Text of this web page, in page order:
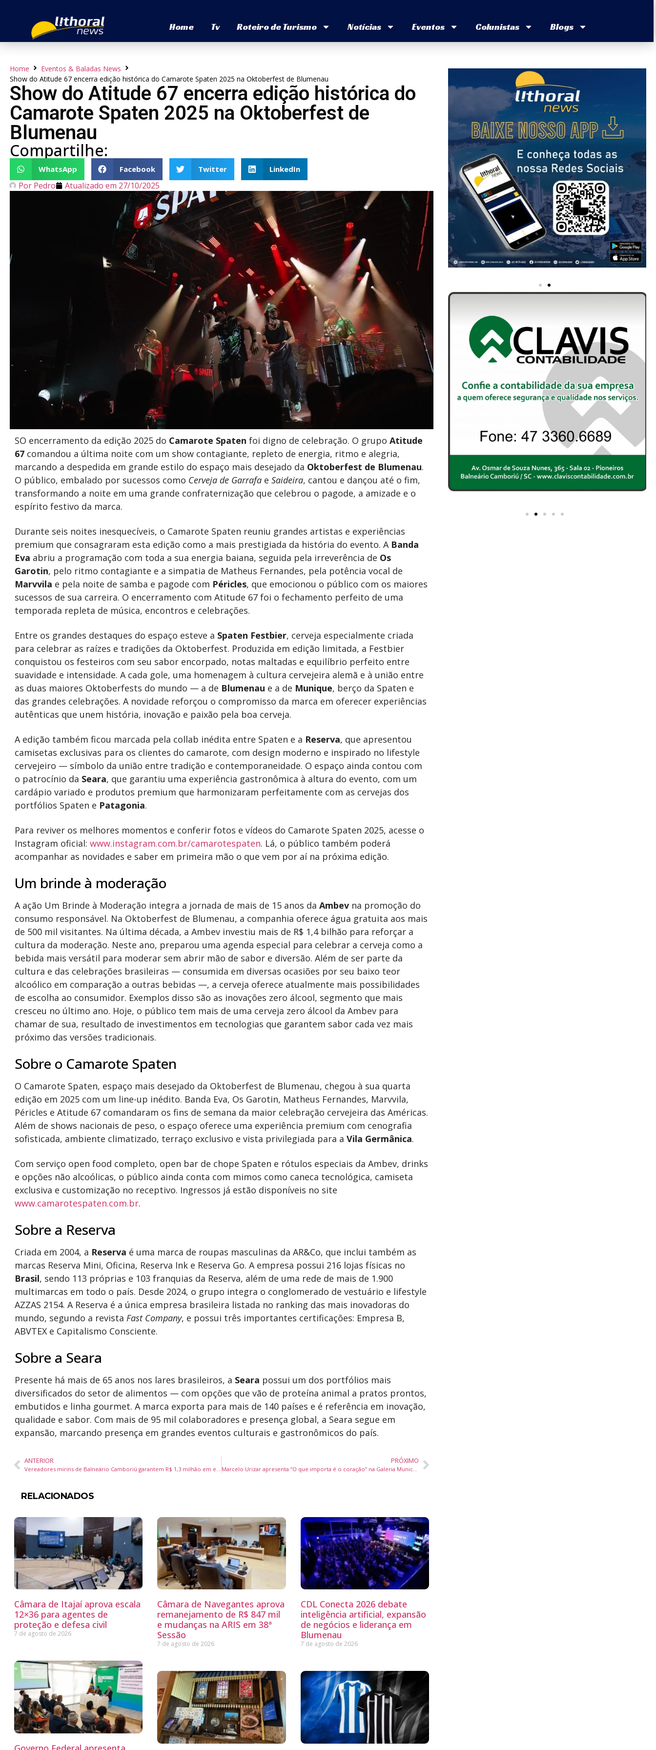
Home Tv Roteiro de Turismo Notícias Eventos Colunistas Blogs
Home
Eventos & Baladas News
Show do Atitude 67 encerra edição histórica do Camarote Spaten 2025 na Oktoberfest de Blumenau
Show do Atitude 67 encerra edição histórica do
Camarote Spaten 2025 na Oktoberfest de
Blumenau
Compartilhe:
WhatsApp Facebook Twitter LinkedIn
Por Pedro Atualizado em 27/10/2025
SO encerramento da edição 2025 do Camarote Spaten foi digno de celebração. O grupo Atitude
67 comandou a última noite com um show contagiante, repleto de energia, ritmo e alegria,
marcando a despedida em grande estilo do espaço mais desejado da Oktoberfest de Blumenau.
O público, embalado por sucessos como Cerveja de Garrafa e Saideira, cantou e dançou até o fim,
transformando a noite em uma grande confraternização que celebrou o pagode, a amizade e o
espírito festivo da marca.
Durante seis noites inesquecíveis, o Camarote Spaten reuniu grandes artistas e experiências
premium que consagraram esta edição como a mais prestigiada da história do evento. A Banda
Eva abriu a programação com toda a sua energia baiana, seguida pela irreverência de Os
Garotin, pelo ritmo contagiante e a simpatia de Matheus Fernandes, pela potência vocal de
Marvvila e pela noite de samba e pagode com Péricles, que emocionou o público com os maiores
sucessos de sua carreira. O encerramento com Atitude 67 foi o fechamento perfeito de uma
temporada repleta de música, encontros e celebrações.
Entre os grandes destaques do espaço esteve a Spaten Festbier, cerveja especialmente criada
para celebrar as raízes e tradições da Oktoberfest. Produzida em edição limitada, a Festbier
conquistou os festeiros com seu sabor encorpado, notas maltadas e equilíbrio perfeito entre
suavidade e intensidade. A cada gole, uma homenagem à cultura cervejeira alemã e à união entre
as duas maiores Oktoberfests do mundo — a de Blumenau e a de Munique, berço da Spaten e
das grandes celebrações. A novidade reforçou o compromisso da marca em oferecer experiências
autênticas que unem história, inovação e paixão pela boa cerveja.
A edição também ficou marcada pela collab inédita entre Spaten e a Reserva, que apresentou
camisetas exclusivas para os clientes do camarote, com design moderno e inspirado no lifestyle
cervejeiro — símbolo da união entre tradição e contemporaneidade. O espaço ainda contou com
o patrocínio da Seara, que garantiu uma experiência gastronômica à altura do evento, com um
cardápio variado e produtos premium que harmonizaram perfeitamente com as cervejas dos
portfólios Spaten e Patagonia.
Para reviver os melhores momentos e conferir fotos e vídeos do Camarote Spaten 2025, acesse o
Instagram oficial: www.instagram.com.br/camarotespaten. Lá, o público também poderá
acompanhar as novidades e saber em primeira mão o que vem por aí na próxima edição.
Um brinde à moderação
A ação Um Brinde à Moderação integra a jornada de mais de 15 anos da Ambev na promoção do
consumo responsável. Na Oktoberfest de Blumenau, a companhia oferece água gratuita aos mais
de 500 mil visitantes. Na última década, a Ambev investiu mais de R$ 1,4 bilhão para reforçar a
cultura da moderação. Neste ano, preparou uma agenda especial para celebrar a cerveja como a
bebida mais versátil para moderar sem abrir mão de sabor e diversão. Além de ser parte da
cultura e das celebrações brasileiras — consumida em diversas ocasiões por seu baixo teor
alcoólico em comparação a outras bebidas —, a cerveja oferece atualmente mais possibilidades
de escolha ao consumidor. Exemplos disso são as inovações zero álcool, segmento que mais
cresceu no último ano. Hoje, o público tem mais de uma cerveja zero álcool da Ambev para
chamar de sua, resultado de investimentos em tecnologias que garantem sabor cada vez mais
próximo das versões tradicionais.
Sobre o Camarote Spaten
O Camarote Spaten, espaço mais desejado da Oktoberfest de Blumenau, chegou à sua quarta
edição em 2025 com um line-up inédito. Banda Eva, Os Garotin, Matheus Fernandes, Marvvila,
Péricles e Atitude 67 comandaram os fins de semana da maior celebração cervejeira das Américas.
Além de shows nacionais de peso, o espaço oferece uma experiência premium com cenografia
sofisticada, ambiente climatizado, terraço exclusivo e vista privilegiada para a Vila Germânica.
Com serviço open food completo, open bar de chope Spaten e rótulos especiais da Ambev, drinks
e opções não alcoólicas, o público ainda conta com mimos como caneca tecnológica, camiseta
exclusiva e customização no receptivo. Ingressos já estão disponíveis no site
www.camarotespaten.com.br.
Sobre a Reserva
Criada em 2004, a Reserva é uma marca de roupas masculinas da AR&Co, que inclui também as
marcas Reserva Mini, Oficina, Reserva Ink e Reserva Go. A empresa possui 216 lojas físicas no
Brasil, sendo 113 próprias e 103 franquias da Reserva, além de uma rede de mais de 1.900
multimarcas em todo o país. Desde 2024, o grupo integra o conglomerado de vestuário e lifestyle
AZZAS 2154. A Reserva é a única empresa brasileira listada no ranking das mais inovadoras do
mundo, segundo a revista Fast Company, e possui três importantes certificações: Empresa B,
ABVTEX e Capitalismo Consciente.
Sobre a Seara
Presente há mais de 65 anos nos lares brasileiros, a Seara possui um dos portfólios mais
diversificados do setor de alimentos — com opções que vão de proteína animal a pratos prontos,
embutidos e linha gourmet. A marca exporta para mais de 140 países e é referência em inovação,
qualidade e sabor. Com mais de 95 mil colaboradores e presença global, a Seara segue em
expansão, marcando presença em grandes eventos culturais e gastronômicos do país.
ANTERIOR
Vereadores mirins de Balneário Camboriú garantem R$ 1,3 milhão em emendas para Educação
PRÓXIMO
Marcelo Urizar apresenta “O que importa é o coração” na Galeria Municipal de Arte de Balneário Camboriú
RELACIONADOS
Câmara de Itajaí aprova escala
12×36 para agentes de
proteção e defesa civil
7 de agosto de 2026
Câmara de Navegantes aprova
remanejamento de R$ 847 mil
e mudanças na ARIS em 38ª
Sessão
7 de agosto de 2026
CDL Conecta 2026 debate
inteligência artificial, expansão
de negócios e liderança em
Blumenau
7 de agosto de 2026